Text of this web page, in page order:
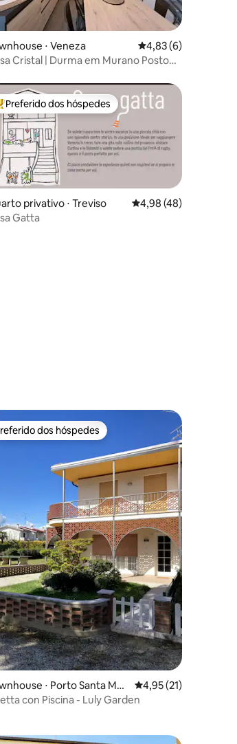
média de 5, 57 avaliações
⋅ Veneza 4,83 de uma
4,83 (6)
Cristal | Durma em Murano Posto
média de 5, 492 avaliações
os melhores preferidos dos hóspedes
Preferido dos hóspedes
privativo ⋅ Treviso 4,98 de uma
4,98 (48)
Gatta
média de 5, 36 avaliações
dos hóspedes
dos hóspedes
⋅ Porto Santa Mar
4,95 de uma
4,95 (21)
con Piscina - Luly Garden